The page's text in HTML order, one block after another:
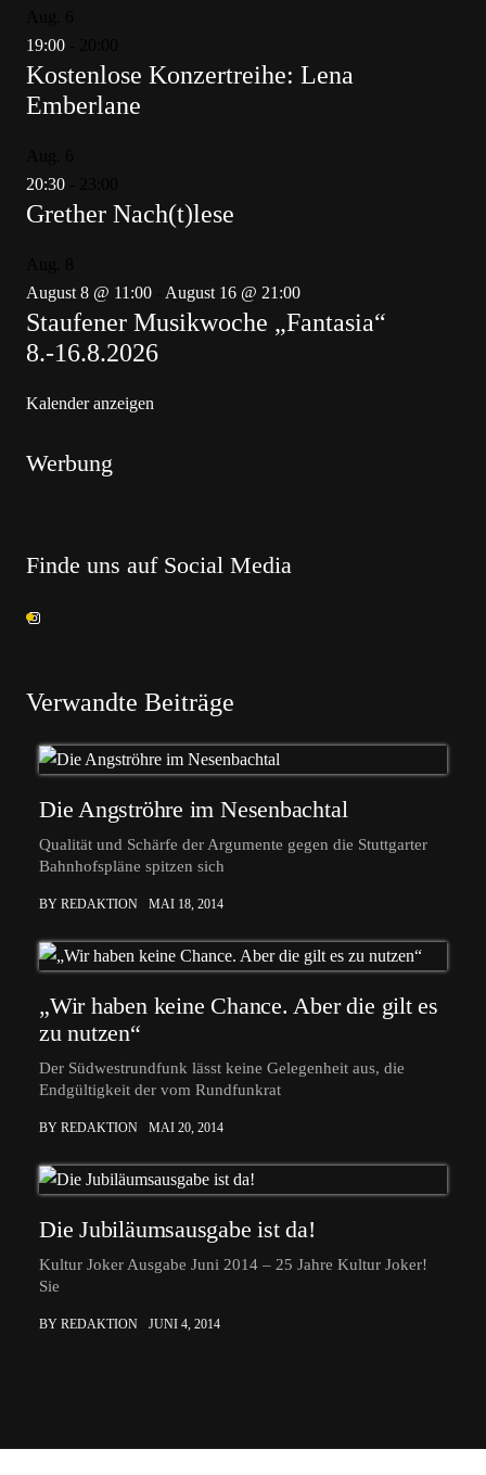
19:00
Kostenlose Konzertreihe: Lena
Emberlane
20:30
Grether Nach(t)lese
August 8 @ 11:00
August 16 @ 21:00
Staufener Musikwoche „Fantasia“
8.-16.8.2026
Kalender anzeigen
Werbung
Finde uns auf Social Media
Verwandte Beiträge
Die Angströhre im Nesenbachtal
Qualität und Schärfe der Argumente gegen die Stuttgarter
Bahnhofspläne spitzen sich
BY REDAKTION MAI 18, 2014
„Wir haben keine Chance. Aber die gilt es
zu nutzen“
Der Südwestrundfunk lässt keine Gelegenheit aus, die
Endgültigkeit der vom Rundfunkrat
BY REDAKTION MAI 20, 2014
Die Jubiläumsausgabe ist da!
Kultur Joker Ausgabe Juni 2014 – 25 Jahre Kultur Joker!
Sie
BY REDAKTION JUNI 4, 2014